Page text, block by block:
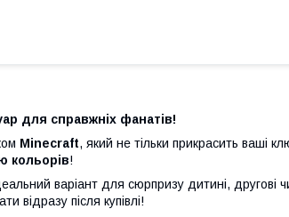
для справжніх фанатів!
Minecraft, який не тільки прикрасить ваші
кольорів!
варіант для сюрпризу дитині, другові
відразу після купівлі!